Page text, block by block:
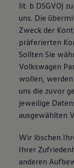
lit. b DSGVO)
uns. Die
Zweck der
präferierten
Sollten Sie
Volkswagen
wollen,
uns die zuvor
jeweilige
ausgewählten
Wir löschen
Ihrer
anderen